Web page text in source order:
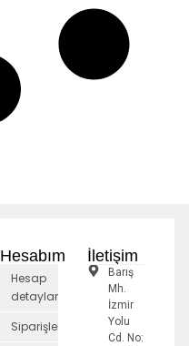
Hesabım
Hesap
detayları
Siparişler
İletişim
Barış
Mh.
İzmir
Yolu
Cd. No: